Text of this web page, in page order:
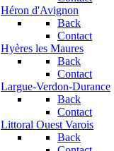
Héron d'Avignon
Back
Contact
Hyères les Maures
Back
Contact
Largue-Verdon-Durance
Back
Contact
Littoral Ouest Varois
Back